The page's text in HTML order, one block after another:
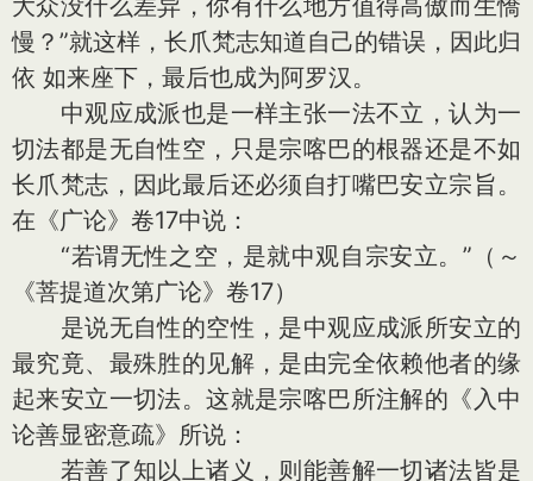
大众没什么差异，你有什么地方值得高傲而生憍
慢？”就这样，长爪梵志知道自己的错误，因此归
依 如来座下，最后也成为阿罗汉。
中观应成派也是一样主张一法不立，认为一
切法都是无自性空，只是宗喀巴的根器还是不如
长爪梵志，因此最后还必须自打嘴巴安立宗旨。
在《广论》卷17中说：
“若谓无性之空，是就中观自宗安立。”（～
《菩提道次第广论》卷17）
是说无自性的空性，是中观应成派所安立的
最究竟、最殊胜的见解，是由完全依赖他者的缘
起来安立一切法。这就是宗喀巴所注解的《入中
论善显密意疏》所说：
若善了知以上诸义，则能善解一切诸法皆是